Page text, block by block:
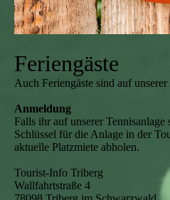
Feriengäste
Auch Feriengäste sind auf
Anmeldung
Falls ihr auf unserer
Schlüssel für die Anlage in der
aktuelle Platzmiete abholen.
Tourist-Info Triberg
Wallfahrtstraße 4